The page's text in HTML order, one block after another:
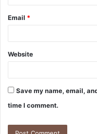
Email *
Website
Save my name, email,
time I comment.